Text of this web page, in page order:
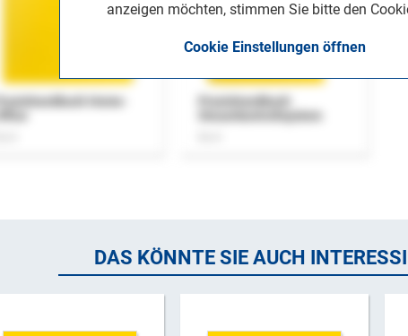
anzeigen möchten, stimmen Sie bitte den
Cookie Einstellungen öffnen
Praxishandbuch Home-
Praxishandbuch
DAS KÖNNTE SIE AUCH